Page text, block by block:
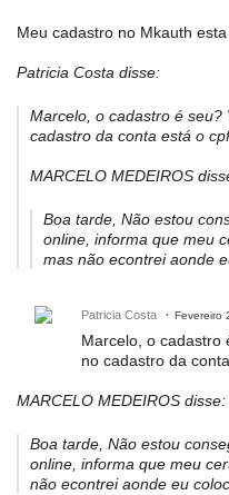
Meu cadastro no Mkauth
Patricia Costa disse:
Marcelo, o cadastro é seu?
cadastro da conta está o
MARCELO MEDEIROS
Boa tarde, Não estou
online, informa que meu
mas não econtrei aonde
Patricia Costa Fevereiro
Marcelo, o cadastro
no cadastro da
MARCELO MEDEIROS disse:
Boa tarde, Não estou
online, informa que meu
não econtrei aonde eu